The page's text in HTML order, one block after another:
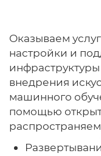
Оказываем
настройки и
внедрения
машинного
помощью